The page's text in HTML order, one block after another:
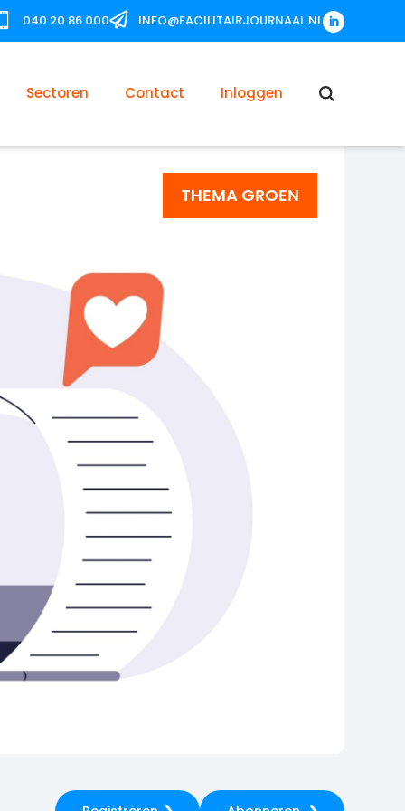
040 20 86 000 INFO@FACILITAIRJOURNAAL.NL
Sectoren Contact Inloggen
THEMA GROEN